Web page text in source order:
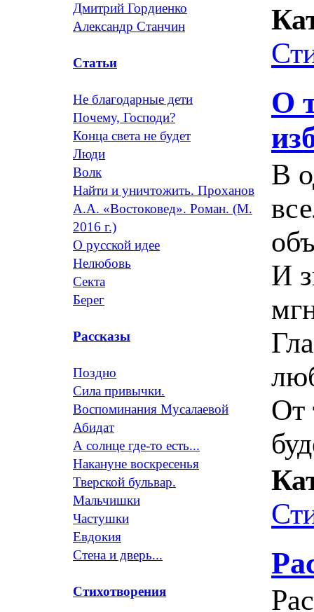
Дмитрий Гордиенко
Александр Станчин
Статьи
Не благодарные дети
Почему, Господи?
Конца света не будет
Люди
Волк
Найти и уничтожить. Проханов
А.А. «Востоковед». Роман. (М.
2016 г.)
О русской идее
Нелюбовь
Секта
Берег
Рассказы
Поздно
Сила привычки.
Воспоминания Мусалаевой
Абидат
А солнце где-то есть...
Накануне воскресенья
Тверской бульвар.
Мальчишки
Частушки
Евдокия
Стена и дверь...
Стихотворения
О
В
И
От